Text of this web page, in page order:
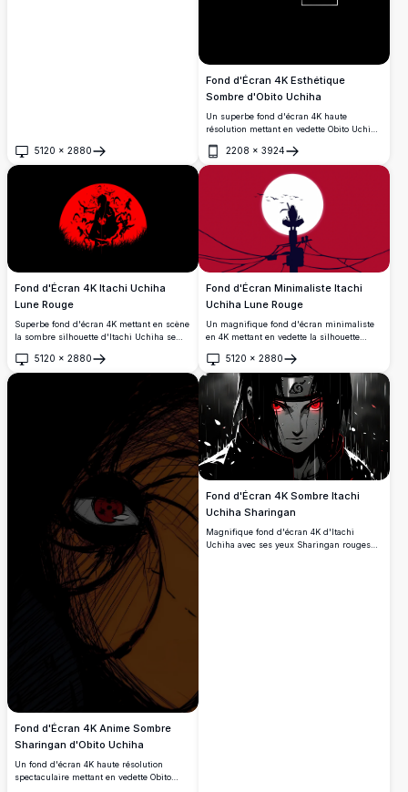
5120 × 2880
Ouvrir
Fond d'Écran 4K Esthétique
Sombre d'Obito Uchiha
Un superbe fond d'écran 4K haute
résolution mettant en vedette Obito Uchiha
sombre et mélancolique met en valeur son
masque en spirale emblématique sur un
ciel dramatiquement nuageux, encadré
dans une élégante mise en page de
panneaux géométriques.
2208 × 3924
Ouvrir
Fond d'Écran 4K Itachi Uchiha
Lune Rouge
Superbe fond d'écran 4K mettant en scène
la sombre silhouette d'Itachi Uchiha se
entourée de corbeaux dans un style
artistique minimaliste et dramatique.
5120 × 2880
Ouvrir
Fond d'Écran Minimaliste Itachi
Uchiha Lune Rouge
Un magnifique fond d'écran minimaliste
en 4K mettant en vedette la silhouette
poteau électrique, avec une lune blanche
lumineuse et un ciel rouge cramoisi, et
des oiseaux volant en arrière-plan. Parfait
pour les fans de Naruto.
5120 × 2880
Ouvrir
Fond d'Écran 4K Anime Sombre
Sharingan d'Obito Uchiha
Un fond d'écran 4K haute résolution
spectaculaire mettant en vedette Obito
Fond d'Écran 4K Sombre Itachi
Uchiha Sharingan
Magnifique fond d'écran 4K d'Itachi
Uchiha avec ses yeux Sharingan rouges